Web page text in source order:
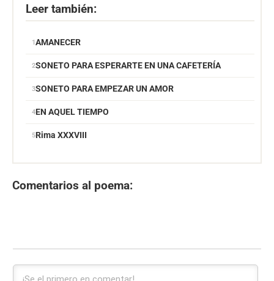
Leer también:
AMANECER
SONETO PARA ESPERARTE EN UNA CAFETERÍA
SONETO PARA EMPEZAR UN AMOR
EN AQUEL TIEMPO
Rima XXXVIII
Comentarios al poema: